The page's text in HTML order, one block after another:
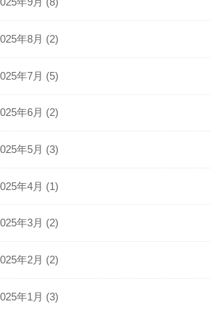
年9月 (8)
年8月 (2)
年7月 (5)
年6月 (2)
年5月 (3)
年4月 (1)
年3月 (2)
年2月 (2)
年1月 (3)